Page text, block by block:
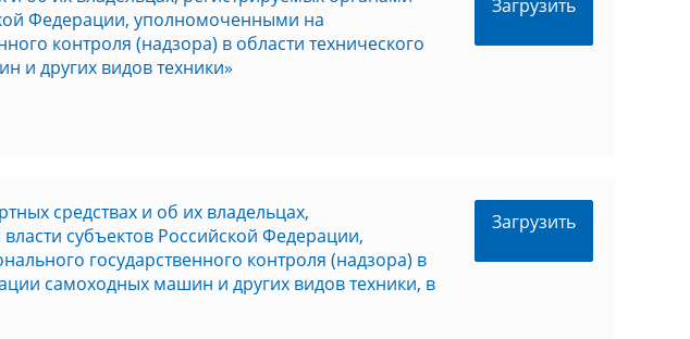
Федерации, уполномоченными на
контроля (надзора) в области технического
и других видов техники»
Загрузить
средствах и об их владельцах,
субъектов Российской Федерации,
государственного контроля (надзора) в
самоходных машин и других видов техники, в
Загрузить